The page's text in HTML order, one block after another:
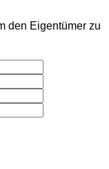
den Eigentümer zu